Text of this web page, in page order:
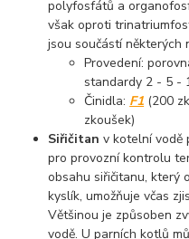
polyfosfátů a
však oproti
jsou součástí některých
Provedení:
standardy 2 - 5 -
Činidla: F1 (200
zkoušek)
Siřičitan v kotelní vodě
pro provozní kontrolu
obsahu siřičitanu, který
kyslík, umožňuje včas
Většinou je způsoben
vodě. U parních kotlů